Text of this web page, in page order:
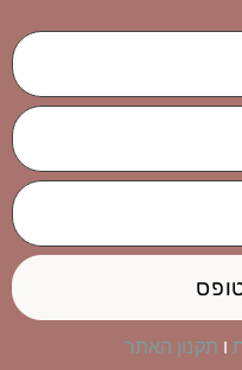
ו תקנון האתר